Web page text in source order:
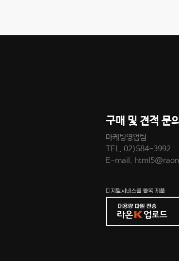
구매 및 견적 문의
마케팅영업팀
TEL. 02)584-3992
E-mail.